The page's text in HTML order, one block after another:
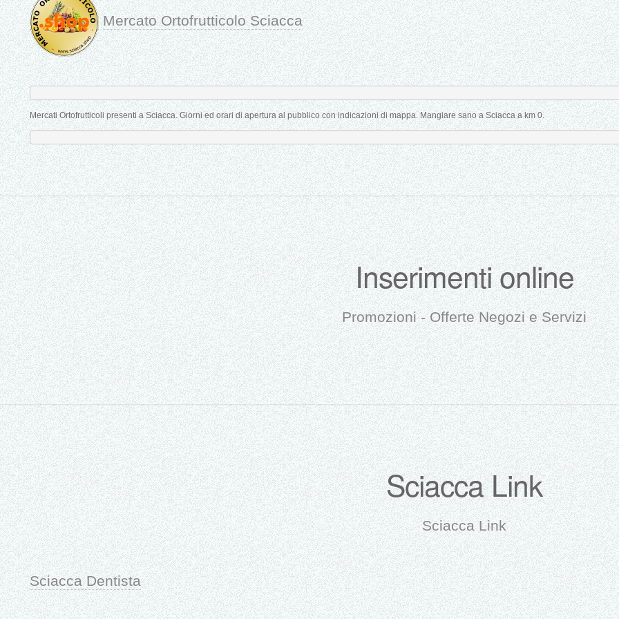
Mercato Ortofrutticolo Sciacca
Mercati Ortofrutticoli presenti a Sciacca. Giorni ed orari di apertura al pubblico con indicazioni di mappa. Mangiare sano a Sciacca a km 0.
Inserimenti online
Promozioni - Offerte Negozi e Servizi
Sciacca Link
Sciacca Link
Sciacca Dentista